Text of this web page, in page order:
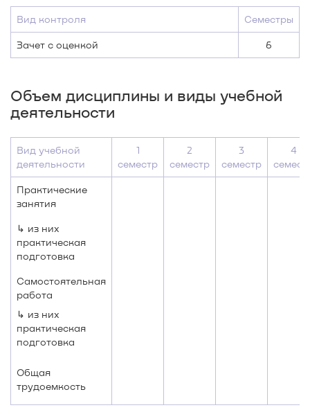
Вид контроля Семестры
Зачет с оценкой 6
Объем дисциплины и виды учебной
деятельности
Вид учебной
деятельности
1
семестр
2
семестр
3
семестр
4
Практические
занятия
↳ из них
практическая
подготовка
Самостоятельная
работа
↳ из них
практическая
подготовка
Общая
трудоемкость